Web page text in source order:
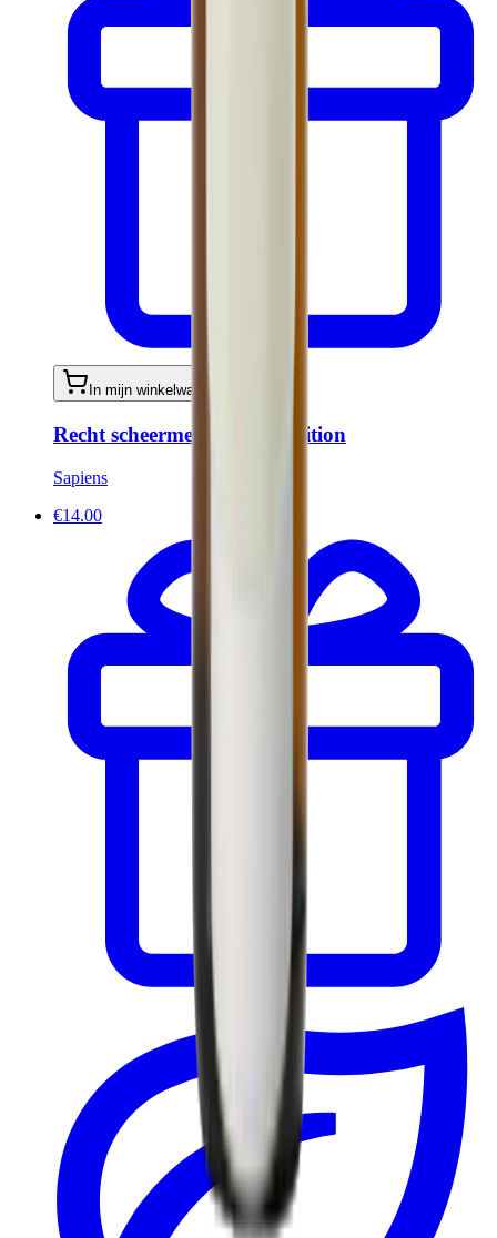
In mijn winkelwagen
Recht scheermes - Wood Edition
Sapiens
€14.00